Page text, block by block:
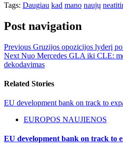
Tags: Daugiau kad mano naujų
Post navigation
Previous Gruzijos opozicijos lyderį
Next Nuo Mercedes GLA iki CLE:
dekodavimas
Related Stories
EU development bank on track to
EUROPOS NAUJIENOS
EU development bank on track to